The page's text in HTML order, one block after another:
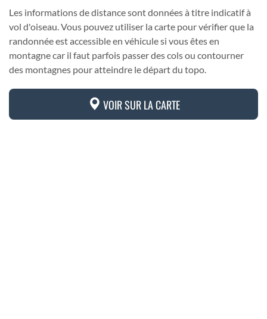
Les informations de distance sont données à titre indicatif à
vol d'oiseau. Vous pouvez utiliser la carte pour vérifier que la
randonnée est accessible en véhicule si vous êtes en
montagne car il faut parfois passer des cols ou contourner
des montagnes pour atteindre le départ du topo.
VOIR SUR LA CARTE